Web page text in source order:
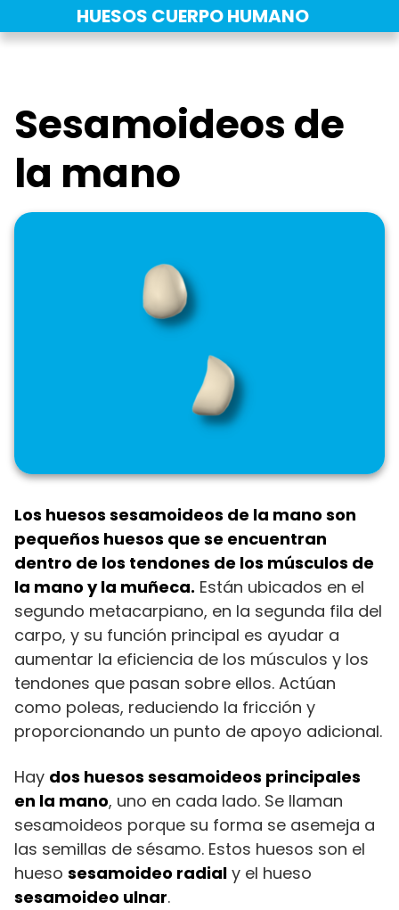
al
HUESOS CUERPO HUMANO
Sesamoideos de
la mano
Los huesos sesamoideos de la mano son
pequeños huesos que se encuentran
dentro de los tendones de los músculos de
la mano y la muñeca. Están ubicados en el
segundo metacarpiano, en la segunda fila del
carpo, y su función principal es ayudar a
aumentar la eficiencia de los músculos y los
tendones que pasan sobre ellos. Actúan
como poleas, reduciendo la fricción y
proporcionando un punto de apoyo adicional.
Hay dos huesos sesamoideos principales
en la mano, uno en cada lado. Se llaman
sesamoideos porque su forma se asemeja a
las semillas de sésamo. Estos huesos son el
hueso sesamoideo radial y el hueso
sesamoideo ulnar.